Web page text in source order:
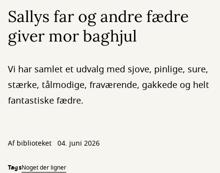
Sallys far og andre fædre
giver mor baghjul
Vi har samlet et udvalg med sjove, pinlige, sure,
stærke, tålmodige, fraværende, gakkede og helt
fantastiske fædre.
Af biblioteket 04. juni 2026
TagsNoget der ligner